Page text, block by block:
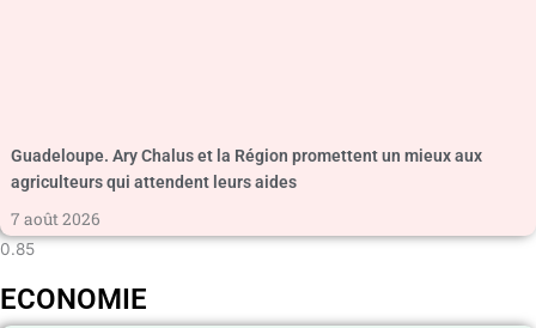
Guadeloupe. Ary Chalus et la Région promettent un mieux aux
agriculteurs qui attendent leurs aides
7 août 2026
ECONOMIE